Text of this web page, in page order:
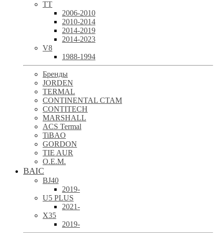
TT
2006-2010
2010-2014
2014-2019
2014-2023
V8
1988-1994
Бренды
JORDEN
TERMAL
CONTINENTAL CTAM
CONTITECH
MARSHALL
ACS Termal
TiBAO
GORDON
TIE AUR
O.E.M.
BAIC
BJ40
2019-
U5 PLUS
2021-
X35
2019-